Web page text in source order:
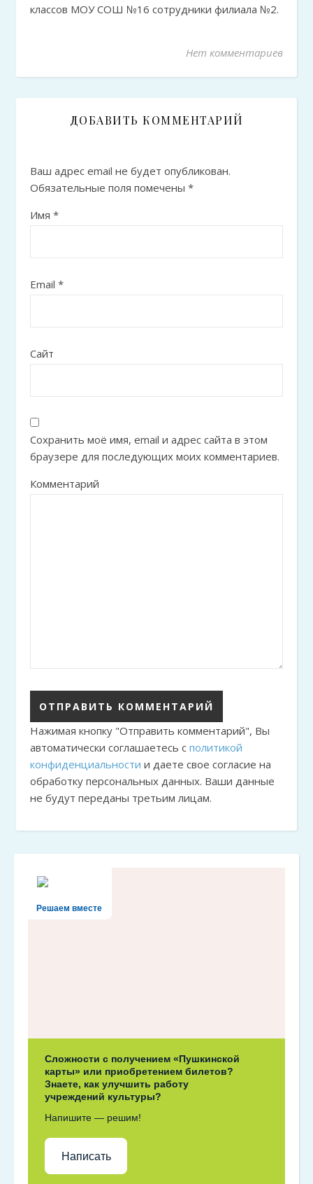
классов МОУ СОШ №16 сотрудники филиала №2.
Нет комментариев
ДОБАВИТЬ КОММЕНТАРИЙ
Ваш адрес email не будет опубликован.
Обязательные поля помечены *
Имя *
Email *
Сайт
Сохранить моё имя, email и адрес сайта в этом
браузере для последующих моих комментариев.
Комментарий
Нажимая кнопку "Отправить комментарий", Вы
автоматически соглашаетесь с политикой
конфиденциальности и даете свое согласие на
обработку персональных данных. Ваши данные
не будут переданы третьим лицам.
Решаем вместе
Сложности с получением «Пушкинской
карты» или приобретением билетов?
Знаете, как улучшить работу
учреждений культуры?
Напишите — решим!
Написать